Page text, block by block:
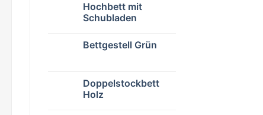
Hochbett mit
Schubladen
Bettgestell Grün
Doppelstockbett
Holz